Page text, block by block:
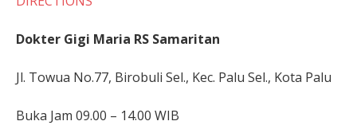
Dokter Gigi Maria RS Samaritan
Jl. Towua No.77, Birobuli Sel., Kec. Palu Sel., Kota Palu
Buka Jam 09.00 – 14.00 WIB